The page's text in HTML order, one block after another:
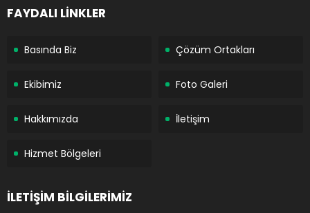
FAYDALI LİNKLER
Basında Biz Çözüm Ortakları
Ekibimiz Foto Galeri
Hakkımızda İletişim
Hizmet Bölgeleri
İLETİŞİM BİLGİLERİMİZ